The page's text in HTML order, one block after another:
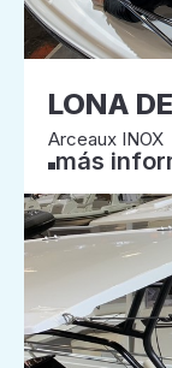
LONA
Arceaux INOX
más